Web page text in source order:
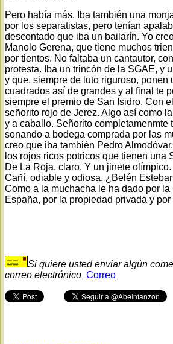
Pero había más. Iba también una
por los separatistas, pero tenían
descontado que iba un bailarín. Yo
Manolo Gerena, que tiene muchos
por tientos. No faltaba un cantautor,
protesta. Iba un trincón de la SGAE, y
y que, siempre de luto riguroso,
cuadrados así de grandes y al final te
siempre el premio de San Isidro. Con
señorito rojo de Jerez. Algo así como
y a caballo. Señorito
sonando a bodega comprada por las
creo que iba también Pedro
los rojos ricos potricos que tienen una
De La Roja, claro. Y un jinete
Cañí, odiable y odiosa. ¿Belén
Como a la muchacha le ha dado por
España, por la propiedad privada y
Si quiere usted enviar algún
correo electrónico Correo